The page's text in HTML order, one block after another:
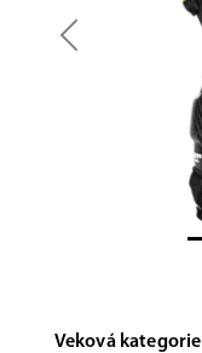
Previous
Veková kategorie